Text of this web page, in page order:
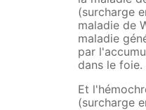
(surcharge
maladie de
maladie
par
dans le foie.
Et
(surcharge